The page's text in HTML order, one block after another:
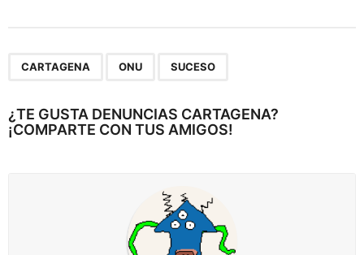
p
a
CARTAGENA ONU SUCESO
¿TE GUSTA DENUNCIAS CARTAGENA?
¡COMPARTE CON TUS AMIGOS!